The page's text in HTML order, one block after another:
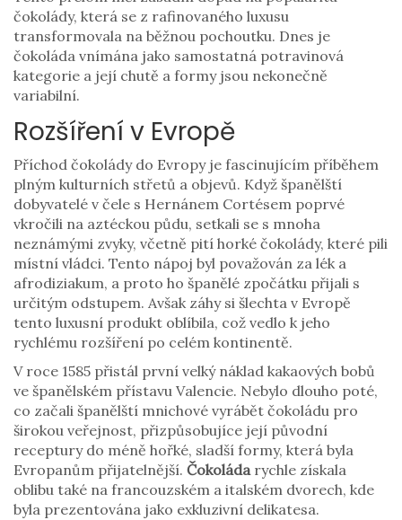
čokolády, která se z rafinovaného luxusu
transformovala na běžnou pochoutku. Dnes je
čokoláda vnímána jako samostatná potravinová
kategorie a její chutě a formy jsou nekonečně
variabilní.
Rozšíření v Evropě
Příchod čokolády do Evropy je fascinujícím příběhem
plným kulturních střetů a objevů. Když španělští
dobyvatelé v čele s Hernánem Cortésem poprvé
vkročili na aztéckou půdu, setkali se s mnoha
neznámými zvyky, včetně pití horké čokolády, které pili
místní vládci. Tento nápoj byl považován za lék a
afrodiziakum, a proto ho španělé zpočátku přijali s
určitým odstupem. Avšak záhy si šlechta v Evropě
tento luxusní produkt oblíbila, což vedlo k jeho
rychlému rozšíření po celém kontinentě.
V roce 1585 přistál první velký náklad kakaových bobů
ve španělském přístavu Valencie. Nebylo dlouho poté,
co začali španělští mnichové vyrábět čokoládu pro
širokou veřejnost, přizpůsobujíce její původní
receptury do méně hořké, sladší formy, která byla
Evropanům přijatelnější. Čokoládarychle získala
oblibu také na francouzském a italském dvorech, kde
byla prezentována jako exkluzivní delikatesa.